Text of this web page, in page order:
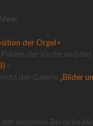
der Orgel>
der Kirche und
>
der Galerie „Bilder
der einzelnen Bereiche